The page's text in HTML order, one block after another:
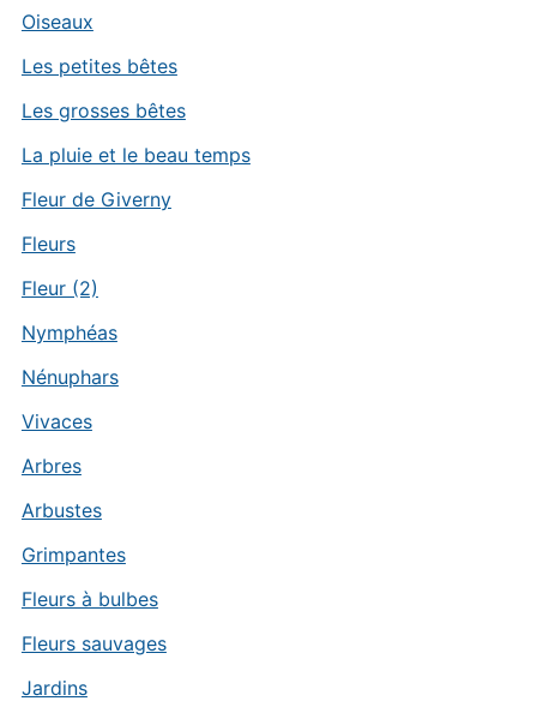
Oiseaux
Les petites bêtes
Les grosses bêtes
La pluie et le beau temps
Fleur de Giverny
Fleurs
Fleur (2)
Nymphéas
Nénuphars
Vivaces
Arbres
Arbustes
Grimpantes
Fleurs à bulbes
Fleurs sauvages
Jardins